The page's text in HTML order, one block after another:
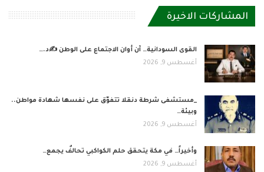
المشاركات الاخيرة
القوى السودانية… آن أوان الاجتماع على الوطن ✍️د.…
أغسطس 9, 2026
_مستشفى شرطة دنقلا تتفوّق على نفسها شهادة مواطن..
وبيئة…
أغسطس 9, 2026
وأخيراً… في مكة يتحقق حلم الكواكبي تحالفٌ يجمع…
أغسطس 9, 2026